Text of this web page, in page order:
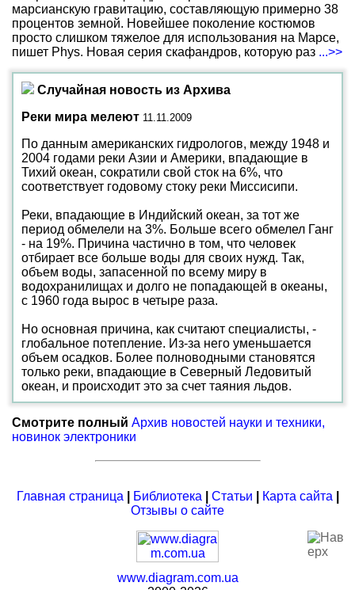
марсианскую гравитацию, составляющую примерно 38
процентов земной. Новейшее поколение костюмов
просто слишком тяжелое для использования на Марсе,
пишет Phys. Новая серия скафандров, которую раз ...>>
Случайная новость из Архива
Реки мира мелеют 11.11.2009
По данным американских гидрологов, между 1948 и
2004 годами реки Азии и Америки, впадающие в
Тихий океан, сократили свой сток на 6%, что
соответствует годовому стоку реки Миссисипи.
Реки, впадающие в Индийский океан, за тот же
период обмелели на 3%. Больше всего обмелел Ганг
- на 19%. Причина частично в том, что человек
отбирает все больше воды для своих нужд. Так,
объем воды, запасенной по всему миру в
водохранилищах и долго не попадающей в океаны,
с 1960 года вырос в четыре раза.
Но основная причина, как считают специалисты, -
глобальное потепление. Из-за него уменьшается
объем осадков. Более полноводными становятся
только реки, впадающие в Северный Ледовитый
океан, и происходит это за счет таяния льдов.
Смотрите полный Архив новостей науки и техники,
новинок электроники
Главная страница Библиотека Статьи Карта сайта
Отзывы о сайте
www.diagram.com.ua